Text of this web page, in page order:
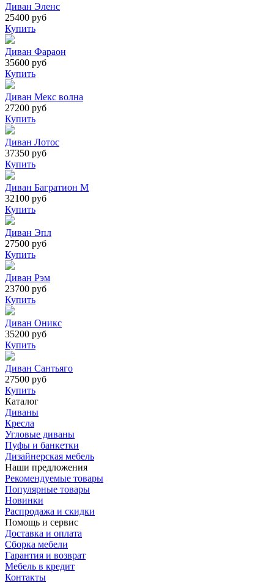
Диван Эленс
25400 руб
Купить
Диван Фараон
35600 руб
Купить
Диван Мекс волна
27200 руб
Купить
Диван Лотос
37350 руб
Купить
Диван Багратион М
32100 руб
Купить
Диван Эпл
27500 руб
Купить
Диван Рэм
23700 руб
Купить
Диван Оникс
35200 руб
Купить
Диван Сантьяго
27500 руб
Купить
Каталог
Диваны
Кресла
Угловые диваны
Пуфы и банкетки
Дизайнерская мебель
Наши предложения
Рекомендуемые товары
Популярные товары
Новинки
Распродажа и скидки
Помощь и сервис
Доставка и оплата
Сборка мебели
Гарантия и возврат
Мебель в кредит
Контакты